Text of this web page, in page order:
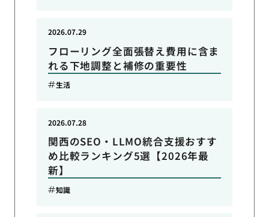
フローリング全面張替え費用に含ま
れる下地調整と補修の重要性
2026.07.29
生活
関西のSEO・LLMO統合支援おすす
め比較ランキング5選【2026年最
新】
2026.07.28
知識